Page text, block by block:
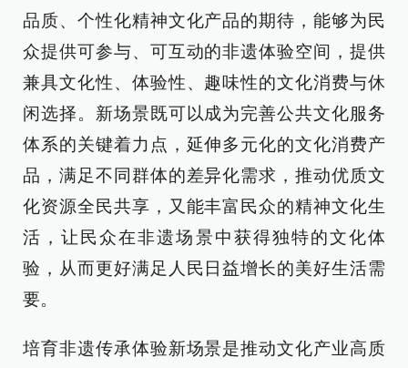
品质、个性化精神文化产品的期待，能够为民
众提供可参与、可互动的非遗体验空间，提供
兼具文化性、体验性、趣味性的文化消费与休
闲选择。新场景既可以成为完善公共文化服务
体系的关键着力点，延伸多元化的文化消费产
品，满足不同群体的差异化需求，推动优质文
化资源全民共享，又能丰富民众的精神文化生
活，让民众在非遗场景中获得独特的文化体
验，从而更好满足人民日益增长的美好生活需
要。
培育非遗传承体验新场景是推动文化产业高质